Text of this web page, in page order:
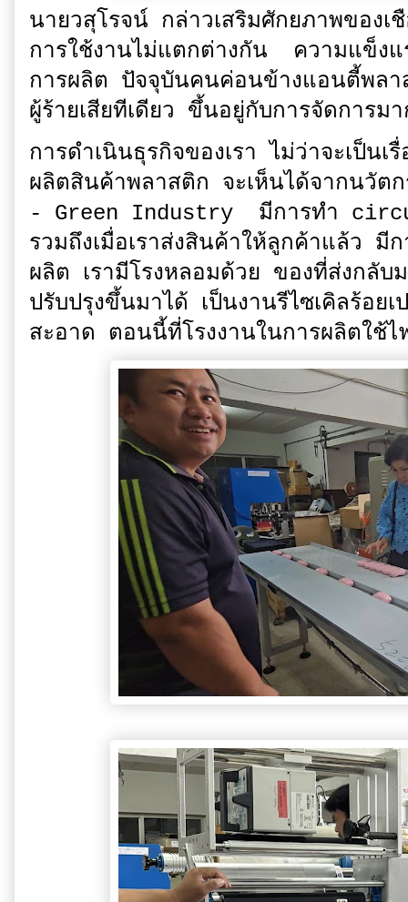
นายวสุโรจน์ กล่าวเสริมศักยภาพของ
การใช้งานไม่แตกต่างกัน ความแข็งแ
การผลิต ปัจจุบันคนค่อนข้างแอนตี้พลา
ผู้ร้ายเสียทีเดียว ขึ้นอยู่กับการจัดการม
การดำเนินธุรกิจของเรา ไม่ว่าจะเป็น
ผลิตสินค้าพลาสติก จะเห็นได้จากน
- Green Industry มีการทำ
รวมถึงเมื่อเราส่งสินค้าให้ลูกค้าแล้ว มี
ผลิต เรามีโรงหลอมด้วย ของที่ส่งกลั
ปรับปรุงขึ้นมาได้ เป็นงานรีไซเคิลร้อย
สะอาด ตอนนี้ที่โรงงานในการผลิตใช้